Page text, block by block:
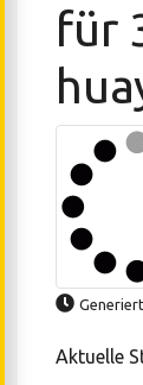
für
Aktuelle